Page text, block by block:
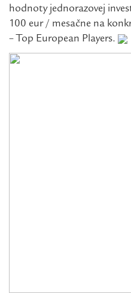
hodnoty jednorazovej
100 eur / mesačne na
– Top European Players.